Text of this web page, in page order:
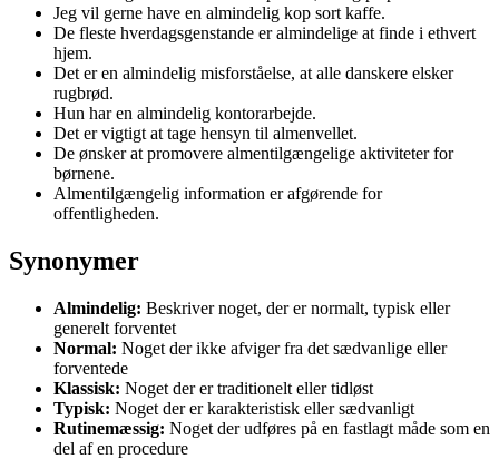
Jeg vil gerne have en almindelig kop sort kaffe.
De fleste hverdagsgenstande er almindelige at finde i ethvert
hjem.
Det er en almindelig misforståelse, at alle danskere elsker
rugbrød.
Hun har en almindelig kontorarbejde.
Det er vigtigt at tage hensyn til almenvellet.
De ønsker at promovere almentilgængelige aktiviteter for
børnene.
Almentilgængelig information er afgørende for
offentligheden.
Synonymer
Almindelig: Beskriver noget, der er normalt, typisk eller
generelt forventet
Normal: Noget der ikke afviger fra det sædvanlige eller
forventede
Klassisk: Noget der er traditionelt eller tidløst
Typisk: Noget der er karakteristisk eller sædvanligt
Rutinemæssig: Noget der udføres på en fastlagt måde som en
del af en procedure